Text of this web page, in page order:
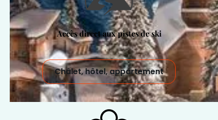
Accès direct aux pistes de ski
Châlet, hôtel, appartement